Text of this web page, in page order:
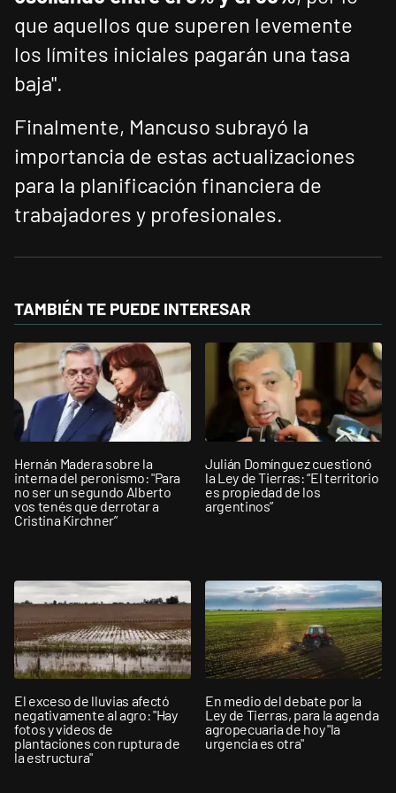
que aquellos que superen levemente
los límites iniciales pagarán una tasa
baja".
Finalmente, Mancuso subrayó la
importancia de estas actualizaciones
para la planificación financiera de
trabajadores y profesionales.
TAMBIÉN TE PUEDE INTERESAR
Hernán Madera sobre la
interna del peronismo: "Para
no ser un segundo Alberto
vos tenés que derrotar a
Cristina Kirchner”
Julián Domínguez cuestionó
la Ley de Tierras: “El territorio
es propiedad de los
argentinos”
El exceso de lluvias afectó
negativamente al agro: "Hay
fotos y videos de
plantaciones con ruptura de
la estructura"
En medio del debate por la
Ley de Tierras, para la agenda
agropecuaria de hoy "la
urgencia es otra"